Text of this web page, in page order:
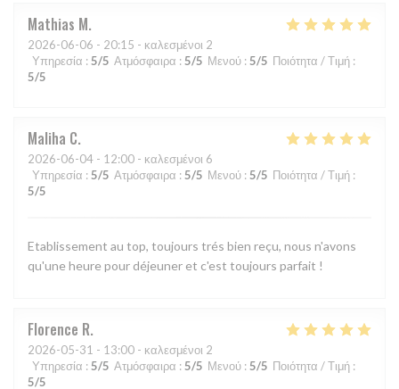
Mathias M
2026-06-06 - 20:15 - καλεσμένοι 2
Υπηρεσία : 5/5 Ατμόσφαιρα : 5/5 Μενού : 5/5 Ποιότητα / Τιμή :
5/5
Maliha C
2026-06-04 - 12:00 - καλεσμένοι 6
Υπηρεσία : 5/5 Ατμόσφαιρα : 5/5 Μενού : 5/5 Ποιότητα / Τιμή :
5/5
Etablissement au top, toujours trés bien reçu, nous n'avons
qu'une heure pour déjeuner et c'est toujours parfait !
Florence R
2026-05-31 - 13:00 - καλεσμένοι 2
Υπηρεσία : 5/5 Ατμόσφαιρα : 5/5 Μενού : 5/5 Ποιότητα / Τιμή :
5/5